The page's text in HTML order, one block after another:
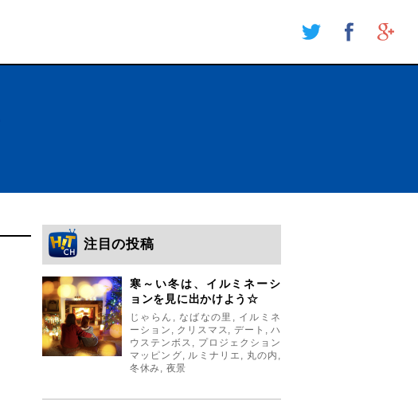
注目の投稿
寒～い冬は、イルミネーシ
ョンを見に出かけよう☆
じゃらん , なばなの里 , イルミネ
ーション , クリスマス,デート ,ハ
ウステンボス , プロジェクション
マッピング, ルミナリエ , 丸の内 ,
冬休み, 夜景